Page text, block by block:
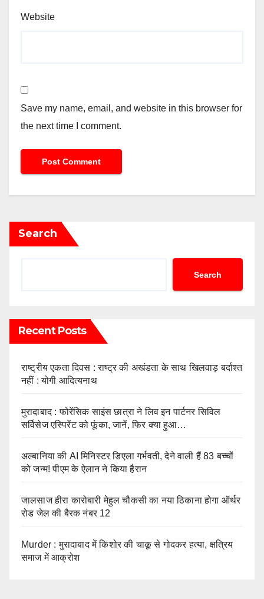
Website
Save my name, email, and website in this browser for
the next time I comment.
Search
Search
Recent Posts
राष्ट्रीय एकता दिवस : राष्ट्र की अखंडता के साथ खिलवाड़ बर्दाश्त
नहीं : योगी आदित्यनाथ
मुरादाबाद : फोरेंसिक साइंस छात्रा ने लिव इन पार्टनर सिविल
सर्विसेज एस्पिरेंट को फूंका, जानें, फिर क्या हुआ…
अल्बानिया की AI मिनिस्‍टर डिएला गर्भवती, देने वाली हैं 83 बच्चों
को जन्‍म! पीएम के ऐलान ने किया हैरान
जालसाज हीरा कारोबारी मेहुल चौकसी का नया ठिकाना होगा ऑर्थर
रोड जेल की बैरक नंबर 12
Murder : मुरादाबाद में किशोर की चाकू से गोदकर हत्या, क्षत्रिय
समाज में आक्रोश